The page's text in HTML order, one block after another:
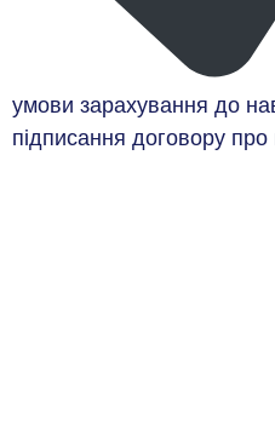
умови зарахування до
підписання договору про